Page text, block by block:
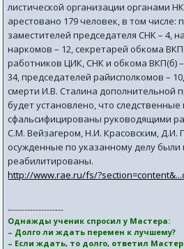
листической организации органами
арестовано 179 человек, в том числе:
заместителей председателя СНК – 4,
наркомов – 12, секретарей обкома
работников ЦИК, СНК и обкома ВКП(б)
34, председателей райисполкомов –
смерти И.В. Сталина дополнительной
будет установлено, что
сфальсифицированы руководящими
С.М. Вейзагером, Н.И. Красовским, Д.И.
осужденные по указанному делу были
реабилитированы.
http://www.rae.ru/fs/
--------------------
Однажды ученик спросил у Мастера:
– Долго ли ждать перемен к лучшему?
– Если ждать, то долго, ответил